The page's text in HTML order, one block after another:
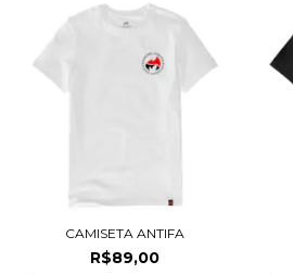
CAMISETA ANTIFA
R$89,00